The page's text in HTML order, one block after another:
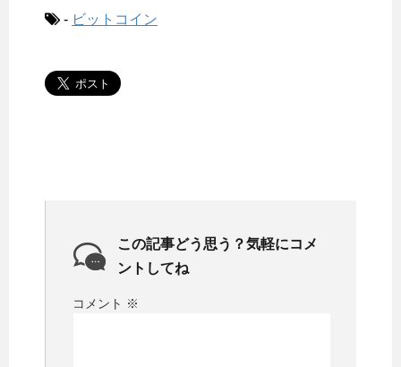
- ビットコイン
この記事どう思う？気軽にコメ
ントしてね
コメント ※